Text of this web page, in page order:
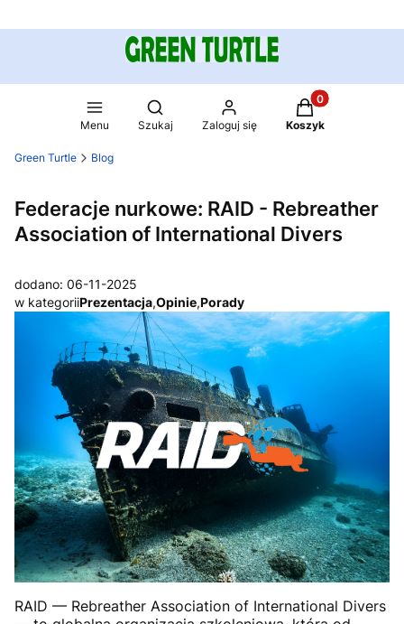
Menu
Otwórz wyszukiwarkę
Szukaj Zaloguj się
Produkty w
Koszyk
Green Turtle Blog
Federacje nurkowe: RAID - Rebreather
Association of International Divers
dodano: 06-11-2025
w kategoriiPrezentacja,Opinie,Porady
RAID — Rebreather Association of International Divers